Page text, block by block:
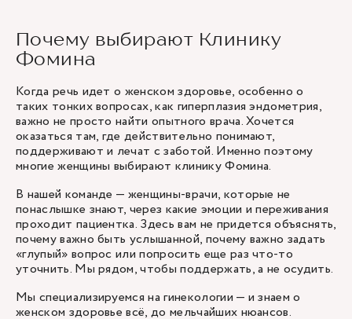
Почему выбирают Клинику
Фомина
Когда речь идет о женском здоровье, особенно о
таких тонких вопросах, как гиперплазия эндометрия,
важно не просто найти опытного врача. Хочется
оказаться там, где действительно понимают,
поддерживают и лечат с заботой. Именно поэтому
многие женщины выбирают клинику Фомина.
В нашей команде — женщины-врачи, которые не
понаслышке знают, через какие эмоции и переживания
проходит пациентка. Здесь вам не придется объяснять,
почему важно быть услышанной, почему важно задать
«глупый» вопрос или попросить еще раз что-то
уточнить. Мы рядом, чтобы поддержать, а не осудить.
Мы специализируемся на гинекологии — и знаем о
женском здоровье всё, до мельчайших нюансов.